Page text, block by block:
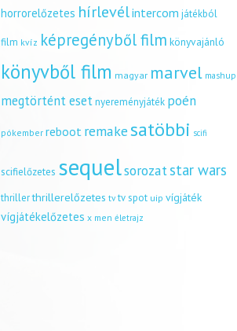
horrorelőzetes hírlevélintercom játékból
film kvíz képregényből film könyvajánló
könyvből film magyar marvel mashup
megtörtént esetnyereményjáték poén
pókember reboot remakesatöbbi scifi
scifielőzetes sequelsorozatstar wars
thrillerthrillerelőzetes tv tv spot uip vígjáték
vígjátékelőzetes x men életrajz